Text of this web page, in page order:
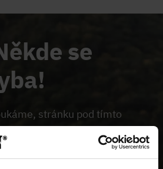
se
stránku pod tímto
webu nemůžeme najít.
Buď je
nebo je požadovaný produkt